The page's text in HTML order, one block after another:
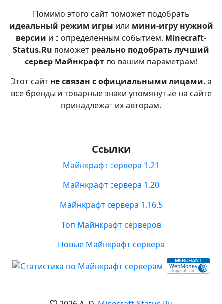
Помимо этого сайт поможет подобрать
идеальный режим игры или мини-игру нужной
версии и с определенным событием. Minecraft-
Status.Ru поможет реально подобрать лучший
сервер Майнкрафт по вашим параметрам!
Этот сайт не связан с официальными лицами, а
все бренды и товарные знаки упомянутые на сайте
принадлежат их авторам.
Ссылки
Майнкрафт сервера 1.21
Майнкрафт сервера 1.20
Майнкрафт сервера 1.16.5
Топ Майнкрафт серверов
Новые Майнкрафт сервера